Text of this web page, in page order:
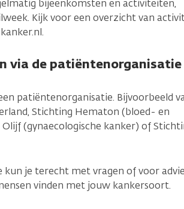
bijeenkomsten en activiteiten,
Kijk voor een overzicht van
via de patiëntenorganisatie
patiëntenorganisatie. Bijvoorbeeld
Stichting Hematon (bloed- en
(gynaecologische kanker) of
je terecht met vragen of voor
vinden met jouw kankersoort.